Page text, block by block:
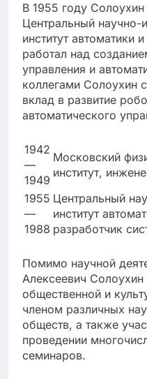
В 1955 году
Центральный научно-
институт автоматики
работал над
управления и
коллегами Солоухин
вклад в развитие
автоматического
1942
—
1949
Московский
институт,
1955
—
1988
Центральный
институт
разработчик
Помимо научной
Алексеевич Солоухин
общественной и
членом различных
обществ, а также
проведении
семинаров.